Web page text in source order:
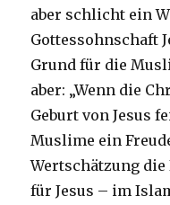
aber schlicht ein
Gottessohnschaft
Grund für die
aber: „Wenn die
Geburt von Jesus
Muslime ein
Wertschätzung die
für Jesus – im